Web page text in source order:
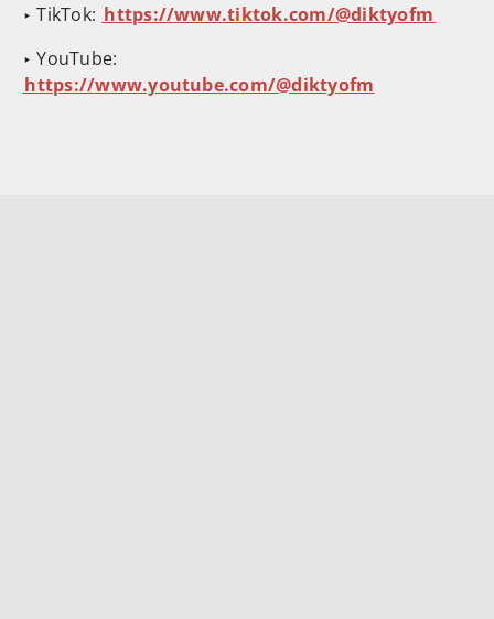
‣ TikTok: ⁠⁠ ⁠⁠⁠⁠⁠⁠⁠⁠⁠https://www.tiktok.com/@diktyofm⁠⁠⁠⁠⁠⁠⁠⁠⁠
‣ YouTube:
⁠⁠⁠⁠⁠⁠⁠⁠⁠https://www.youtube.com/@diktyofm⁠